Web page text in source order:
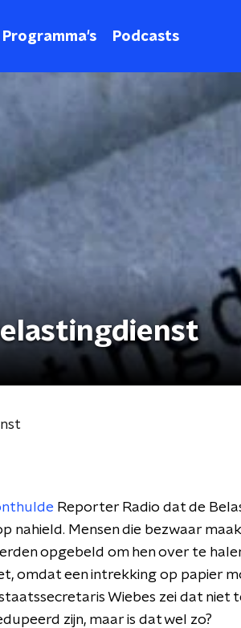
Programma's Podcasts
Reporter Radio dat de
nahield. Mensen die bezwaar
opgebeld om hen over te
omdat een intrekking op papier
Wiebes zei dat niet
zijn, maar is dat wel zo?